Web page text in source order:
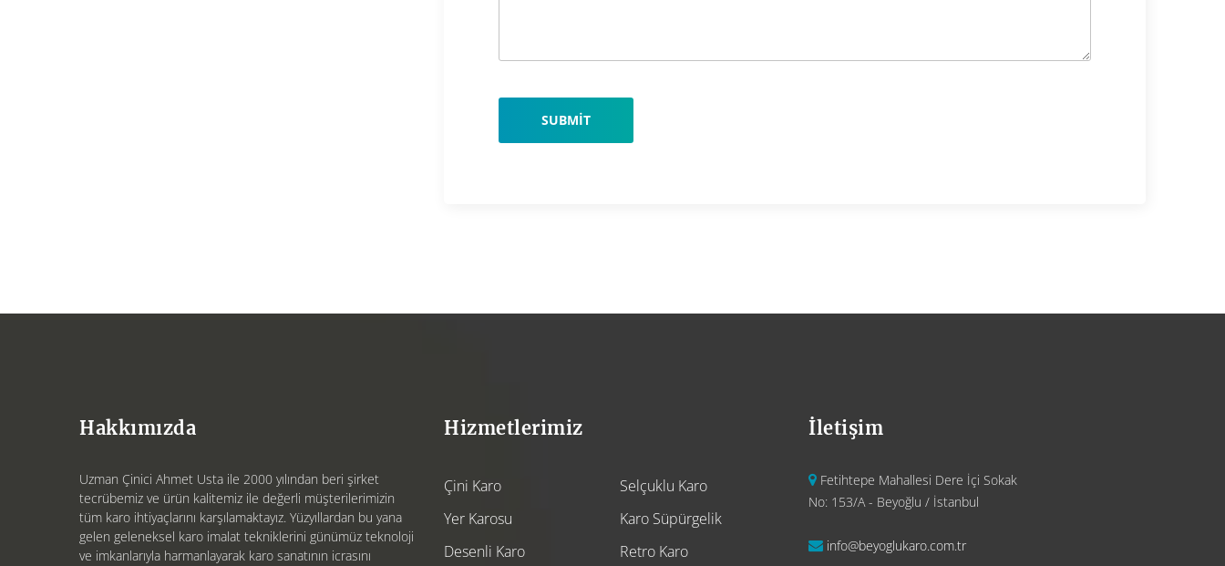
Hakkımızda
Uzman Çinici Ahmet Usta ile 2000 yılından beri şirket
tecrübemiz ve ürün kalitemiz ile değerli müşterilerimizin
tüm karo ihtiyaçlarını karşılamaktayız. Yüzyıllardan bu yana
gelen geleneksel karo imalat tekniklerini günümüz teknoloji
ve imkanlarıyla harmanlayarak karo sanatının icrasını
Hizmetlerimiz
Çini Karo
Yer Karosu
Desenli Karo
Selçuklu Karo
Karo Süpürgelik
Retro Karo
İletişim
Fetihtepe Mahallesi Dere İçi Sokak
No: 153/A - Beyoğlu / İstanbul
info@beyoglukaro.com.tr